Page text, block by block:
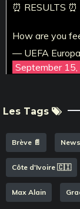
⏰ RESULTS ⏰
How are you
— UEFA
September
Les Tags
Brève 📄
Côte d'Ivoire 🇨🇮
Max Alain